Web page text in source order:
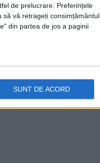
de prelucrare. Preferințele
să vă retrageți consimțământul
din partea de jos a paginii
SUNT DE ACORD